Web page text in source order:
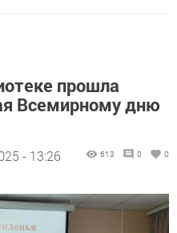
прошла
Всемирному дню
- 13:26 613 0 0